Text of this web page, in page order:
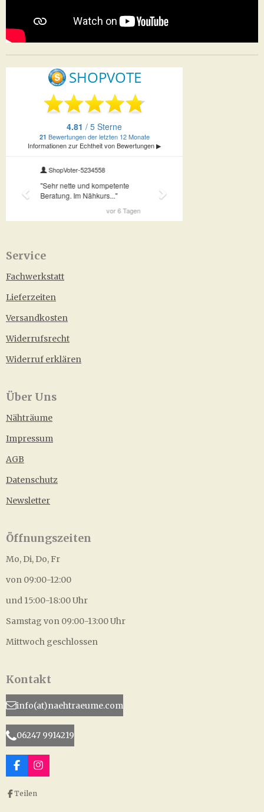
Service
Fachwerkstatt
Lieferzeiten
Versandkosten
Widerrufsrecht
Widerruf erklären
Über Uns
Nähträume
Impressum
AGB
Datenschutz
Newsletter
Öffnungszeiten
Mo, Di, Do, Fr
von 09:00-12:00
und 15:00-18:00 Uhr
Samstag von 09:00-13:00 Uhr
Mittwoch geschlossen
Kontakt
info(at)naehtraeume.com
06247 9914219
F
a
c
e
I
n
Teilen